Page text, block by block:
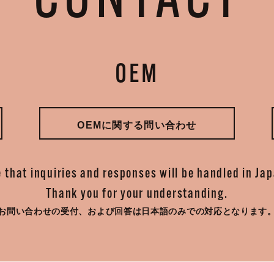
OEM
OEMに関する問い合わせ
that inquiries and responses will be handled in
Thank you for your understanding.
問い合わせの受付、 および回答は日本語のみでの対応となります